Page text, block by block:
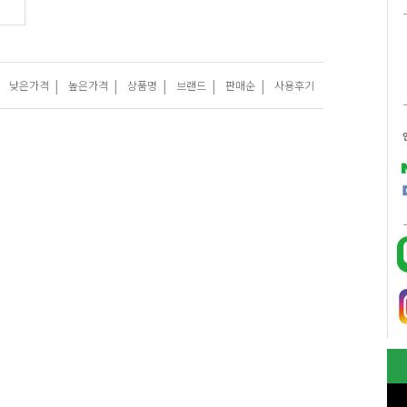
낮은가격 | 높은가격 | 상품명 | 브랜드 | 판매순 | 사용후기